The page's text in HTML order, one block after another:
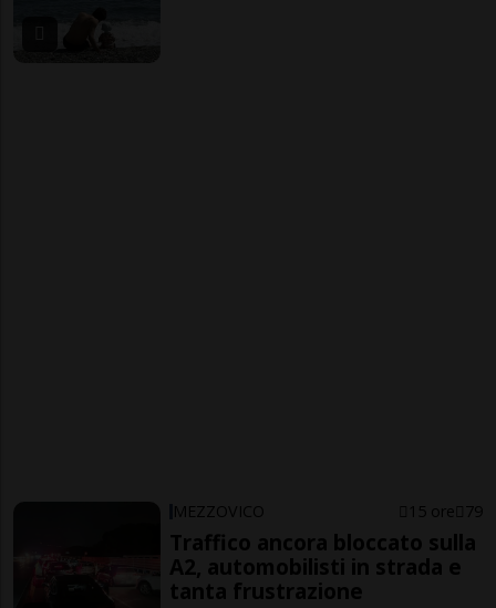
MEZZOVICO 15 ore 79
Traffico ancora bloccato sulla
A2, automobilisti in strada e
tanta frustrazione